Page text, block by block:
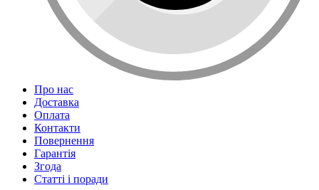
Про нас
Доставка
Оплата
Контакти
Повернення
Гарантія
Згода
Статті і поради